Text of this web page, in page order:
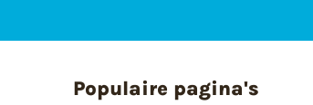
Populaire pagina's